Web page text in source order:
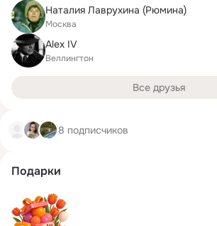
Наталия Лаврухина (Рюмина)
Москва
Alex IV
Веллингтон
Все друзья
8 подписчиков
Подарки